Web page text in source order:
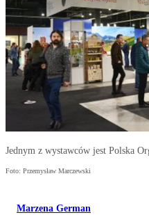
Jednym z wystawców jest Polska
Foto: Przemysław Marczewski
Marzena German